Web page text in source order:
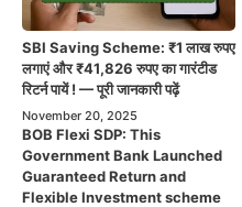
SBI Saving Scheme: ₹1 लाख रुपए
लगाएं और ₹41,826 रुपए का गारंटीड
रिटर्न पायें ! — पूरी जानकारी पढ़ें
November 20, 2025
BOB Flexi SDP: This
Government Bank Launched
Guaranteed Return and
Flexible Investment scheme